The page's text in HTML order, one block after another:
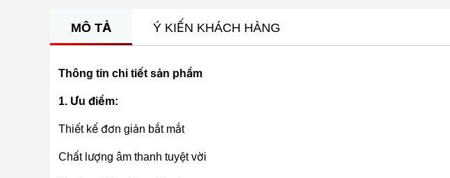
MÔ TẢ Ý KIẾN KHÁCH HÀNG
Thông tin chi tiết sản phẩm
1. Ưu điểm:
Thiết kế đơn giản bắt mắt
Chất lượng âm thanh tuyệt vời